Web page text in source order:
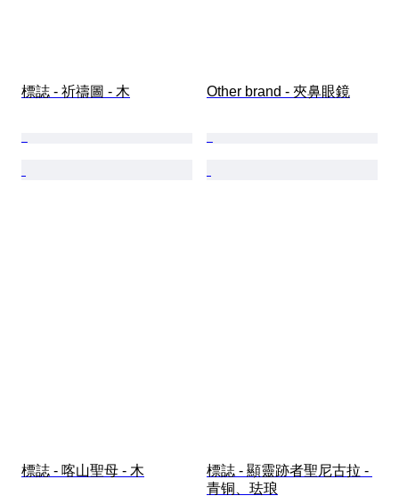
標誌 - 祈禱圖 - 木 Other brand - 夾鼻眼鏡
標誌 - 喀山聖母 - 木
標誌 - 顯靈跡者聖尼古拉 -
青铜、珐琅